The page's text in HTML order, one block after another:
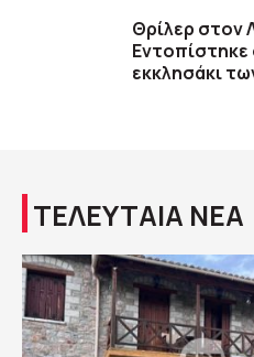
Θρίλερ στον
εκκλησάκι
ΤΕΛΕΥΤΑΙΑ ΝΕΑ